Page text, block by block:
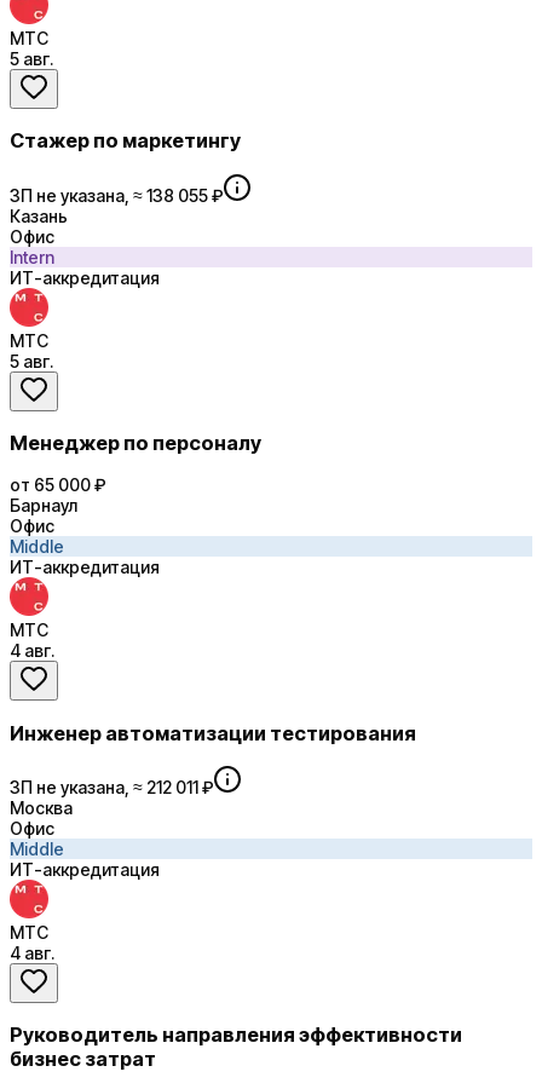
МТС
5 авг.
Стажер по маркетингу
ЗП не указана, ≈ 138 055 ₽
Казань
Офис
Intern
ИТ-аккредитация
МТС
5 авг.
Менеджер по персоналу
от 65 000 ₽
Барнаул
Офис
Middle
ИТ-аккредитация
МТС
4 авг.
Инженер автоматизации тестирования
ЗП не указана, ≈ 212 011 ₽
Москва
Офис
Middle
ИТ-аккредитация
МТС
4 авг.
Руководитель направления эффективности
бизнес затрат